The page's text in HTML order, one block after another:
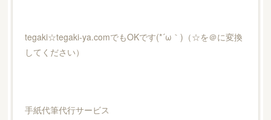
tegaki☆tegaki-ya.comでもOKです(*´ω｀)（☆を＠に変換
してください）
手紙代筆代行サービス